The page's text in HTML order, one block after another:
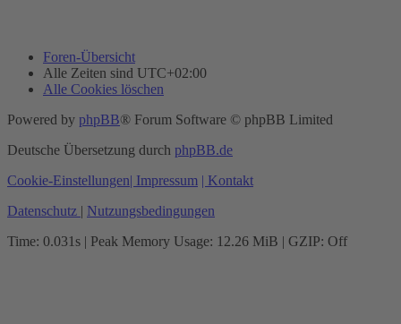
Foren-Übersicht
Alle Zeiten sind UTC+02:00
Alle Cookies löschen
Powered by phpBB® Forum Software © phpBB Limited
Deutsche Übersetzung durch phpBB.de
Cookie-Einstellungen| Impressum | Kontakt
Datenschutz | Nutzungsbedingungen
Time: 0.031s | Peak Memory Usage: 12.26 MiB | GZIP: Off